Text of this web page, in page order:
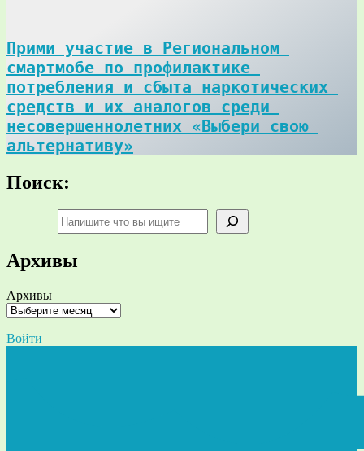
Прими участие в Региональном
смартмобе по профилактике
потребления и сбыта наркотических
средств и их аналогов среди
несовершеннолетних «Выбери свою
альтернативу»
Поиск:
Архивы
Архивы
Войти